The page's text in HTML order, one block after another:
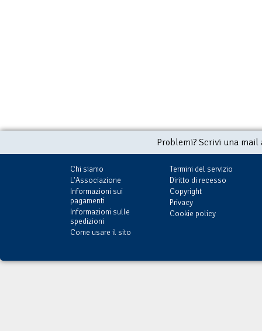
Problemi? Scrivi una
Chi siamo
L'Associazione
Informazioni sui
pagamenti
Informazioni sulle
spedizioni
Come usare il sito
Termini del servizio
Diritto di recesso
Copyright
Privacy
Cookie policy